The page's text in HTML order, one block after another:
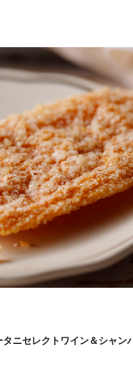
ニセレクトワイン＆シャン